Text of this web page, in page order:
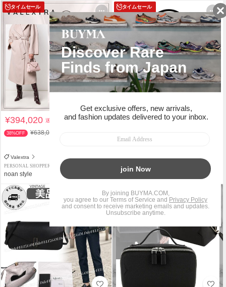
タイムセール
¥394,020送料込
38%OFF ¥638,000
Valextra
PERSONAL SHOPPER
noan style
タイムセール
¥360,855送料込
SHOP
アクセスショップ